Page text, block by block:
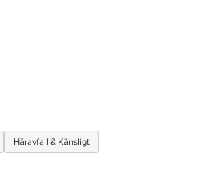
Håravfall & Känsligt